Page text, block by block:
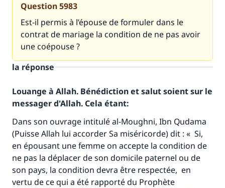
Question5983
Est-il permis à l’épouse de formuler dans le
contrat de mariage la condition de ne pas avoir
une coépouse ?
la réponse
Louange à Allah. Bénédiction et salut soient sur le
messager d'Allah. Cela étant:
Dans son ouvrage intitulé al-Moughni, Ibn Qudama
(Puisse Allah lui accorder Sa miséricorde) dit : « Si,
en épousant une femme on accepte la condition de
ne pas la déplacer de son domicile paternel ou de
son pays, la condition devra être respectée, en
vertu de ce qui a été rapporté du Prophète